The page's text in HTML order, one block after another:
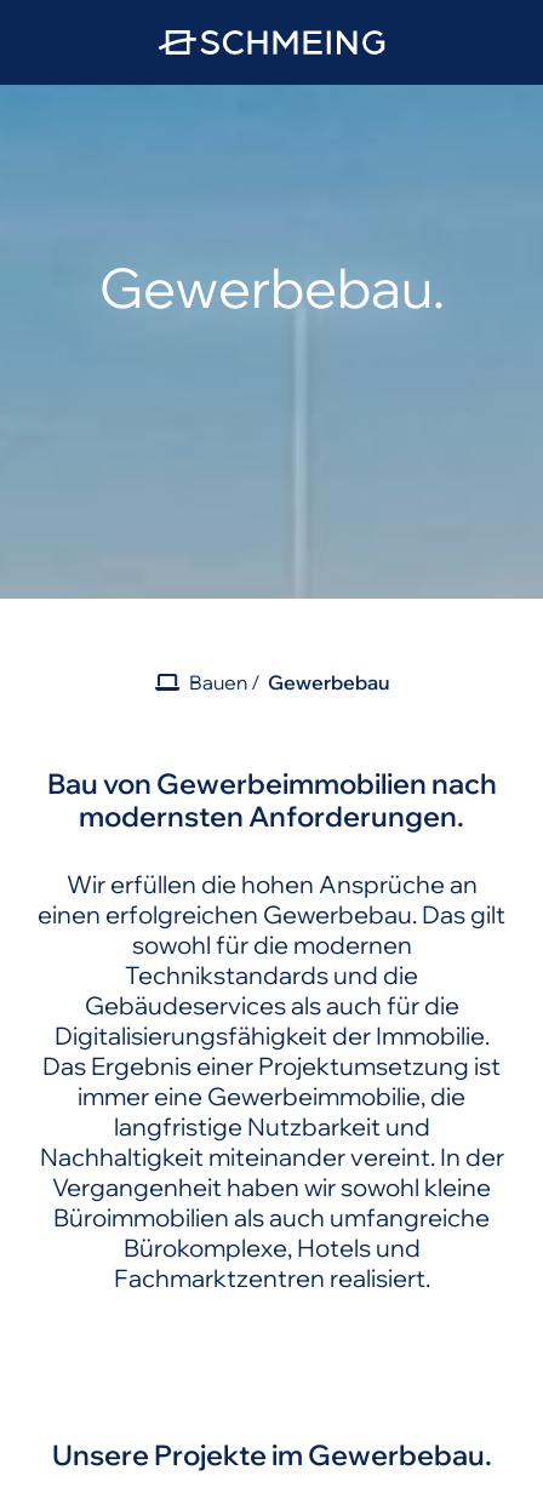
Gewerbebau.
Bauen Gewerbebau
Bau von Gewerbeimmobilien nach
modernsten Anforderungen.
Wir erfüllen die hohen Ansprüche an
einen erfolgreichen Gewerbebau. Das gilt
sowohl für die modernen
Technikstandards und die
Gebäudeservices als auch für die
Digitalisierungsfähigkeit der Immobilie.
Das Ergebnis einer Projektumsetzung ist
immer eine Gewerbeimmobilie, die
langfristige Nutzbarkeit und
Nachhaltigkeit miteinander vereint. In der
Vergangenheit haben wir sowohl kleine
Büroimmobilien als auch umfangreiche
Bürokomplexe, Hotels und
Fachmarktzentren realisiert.
Unsere Projekte im Gewerbebau.